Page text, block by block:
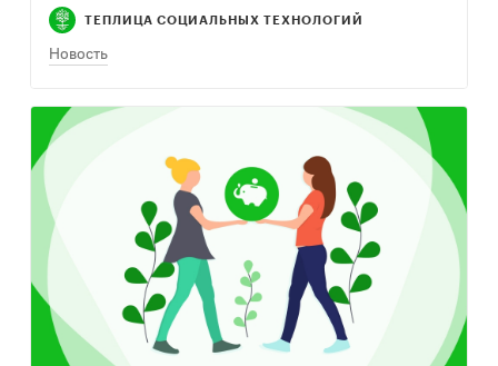
ТЕПЛИЦА СОЦИАЛЬНЫХ ТЕХНОЛОГИЙ
Новость